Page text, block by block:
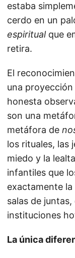
estaba
cerdo en un
espiritualque
retira.
El
una
honesta
son una
metáfora de
los rituales, las
miedo y la
infantiles que
exactamente la
salas de
instituciones
La única